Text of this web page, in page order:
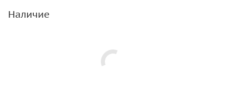
Наличие